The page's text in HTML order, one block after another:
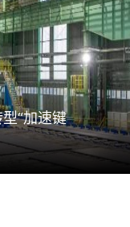
“加速键